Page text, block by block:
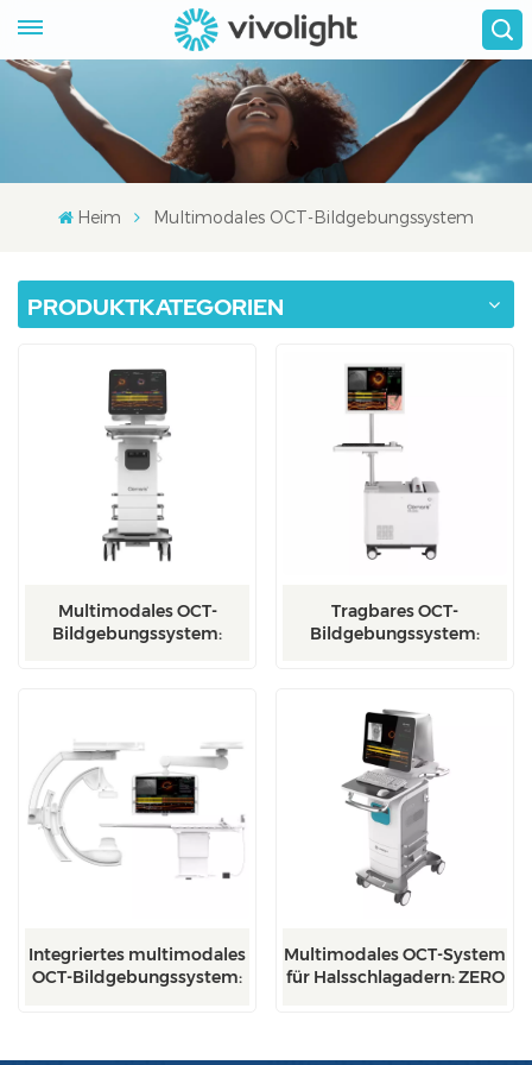
Heim Multimodales OCT-Bildgebungssystem
PRODUKTKATEGORIEN
Multimodales OCT-
Bildgebungssystem:
Tragbares OCT-
Bildgebungssystem:
Integriertes multimodales
OCT-Bildgebungssystem:
Multimodales OCT-System
für Halsschlagadern: ZERO